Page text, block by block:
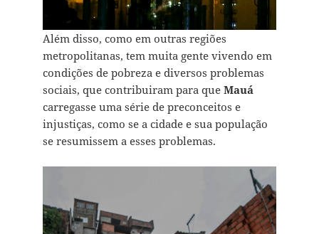
Além disso, como em outras regiões
metropolitanas, tem muita gente vivendo em
condições de pobreza e diversos problemas
sociais, que contribuiram para que Mauá
carregasse uma série de preconceitos e
injustiças, como se a cidade e sua população
se resumissem a esses problemas.